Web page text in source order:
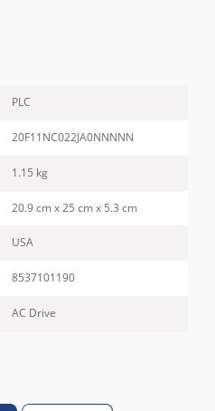
PLC
20F11NC022JA0NNNNN
1.15 kg
20.9 cm x 25 cm x 5.3 cm
USA
8537101190
AC Drive